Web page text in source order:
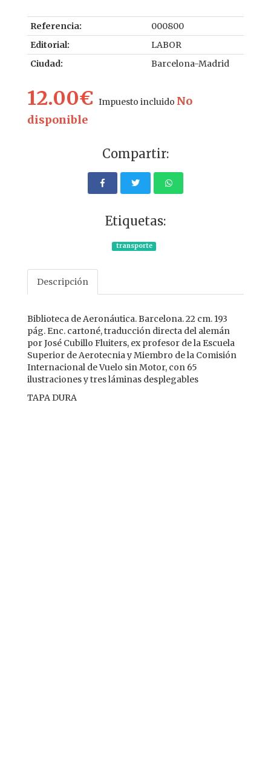
Referencia:
000800
Editorial:
LABOR
Ciudad:
Barcelona-Madrid
12.00€ Impuesto incluido No
disponible
Compartir:
Etiquetas:
transporte
Descripción
Biblioteca de Aeronáutica. Barcelona. 22 cm. 193
pág. Enc. cartoné, traducción directa del alemán
por José Cubillo Fluiters, ex profesor de la Escuela
Superior de Aerotecnia y Miembro de la Comisión
Internacional de Vuelo sin Motor, con 65
ilustraciones y tres láminas desplegables
TAPA DURA